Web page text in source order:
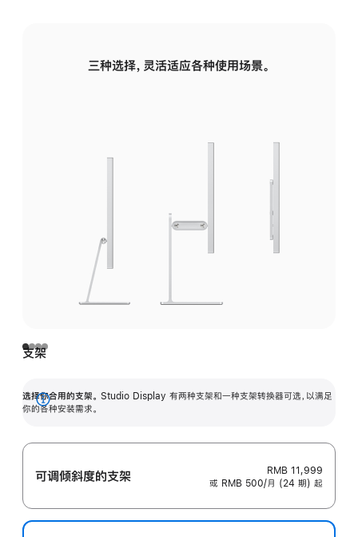
三种选择，灵活适应各种使用场景。
支架
选择你合用的支架。 Studio Display 有两种支架和一种支架转换器可选，以满足
你的各种安装需求。
展
可调倾斜度的支架
RMB 11,999
或 RMB 500/月 (24 期) 起